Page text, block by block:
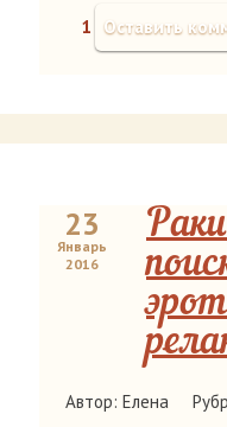
1 Оставить
23
Январь
2016
Автор: Елена